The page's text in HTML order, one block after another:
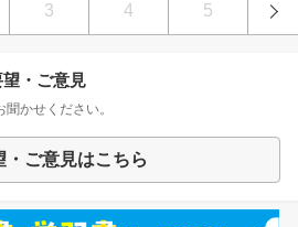
3 4 5
・ご意見
かせください。
・ご意見はこちら